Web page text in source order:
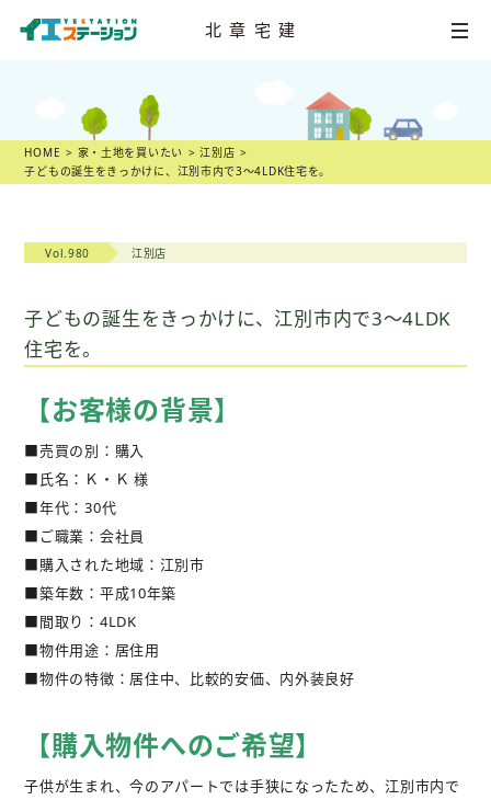
北章宅建
不動産売却相談
スタッフ紹介
不動産 売却物語
不動産市況
不動産売却のヒント
スタッフ ブログ
不動産購入
不動産 管理相談
会社案内
HOME 家・土地を買いたい
江別店
子どもの誕生をきっかけに、江別市内で3～4LDK住宅を。
Vol.980 江別店
子どもの誕生をきっかけに、江別市内で3～4LDK
住宅を。
【お客様の背景】
■売買の別：購入
■氏名：Ｋ・Ｋ 様
■年代：30代
■ご職業：会社員
■購入された地域：江別市
■築年数：平成10年築
■間取り：4LDK
■物件用途：居住用
■物件の特徴：居住中、比較的安価、内外装良好
【購入物件へのご希望】
子供が生まれ、今のアパートでは手狭になったため、江別市内で